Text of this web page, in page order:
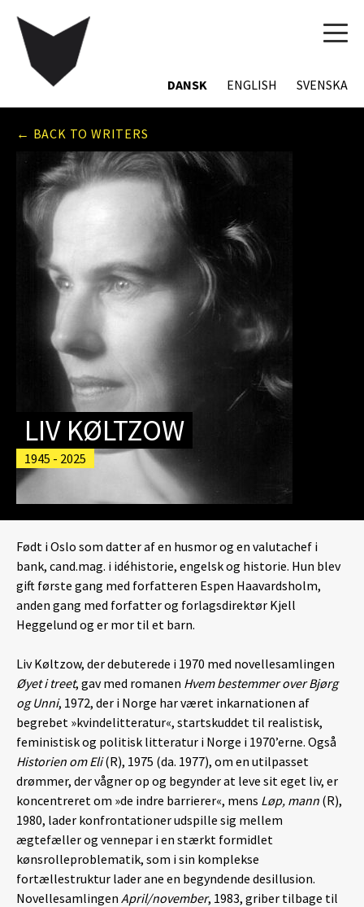
DANSK ENGLISH SVENSKA
← BACK TO WRITERS
LIV KØLTZOW
1945 - 2025
Født i Oslo som datter af en husmor og en valutachef i
bank, cand.mag. i idéhistorie, engelsk og historie. Hun blev
gift første gang med forfatteren Espen Haavardsholm,
anden gang med forfatter og forlagsdirektør Kjell
Heggelund og er mor til et barn.
Liv Køltzow, der debuterede i 1970 med novellesamlingen
Øyet i treet, gav med romanen Hvem bestemmer over Bjørg
og Unni, 1972, der i Norge har været inkarnationen af
begrebet »kvindelitteratur«, startskuddet til realistisk,
feministisk og politisk litteratur i Norge i 1970’erne. Også
Historien om Eli(R), 1975 (da. 1977), om en utilpasset
drømmer, der vågner op og begynder at leve sit eget liv, er
koncentreret om »de indre barrierer«, mens Løp, mann (R),
1980, lader konfrontationer udspille sig mellem
ægtefæller og vennepar i en stærkt formidlet
kønsrolleproblematik, som i sin komplekse
fortællestruktur lader ane en begyndende desillusion.
Novellesamlingen April/november, 1983, griber tilbage til